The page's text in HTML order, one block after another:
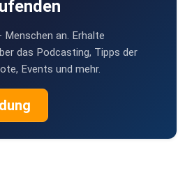
an. Erhalte
das Podcasting, Tipps der
Events und mehr.